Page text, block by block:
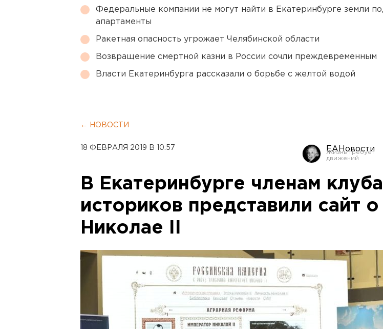
Федеральные компании не могут найти в Екатеринбурге земли
апартаменты
Ракетная опасность угрожает Челябинской области
Возвращение смертной казни в России сочли преждевременным
Власти Екатеринбурга рассказали о борьбе с желтой водой
← НОВОСТИ
18 ФЕВРАЛЯ 2019 В 10:57 ЕАНовости
В Екатеринбурге членам клуба
историков представили сайт о
Николае II